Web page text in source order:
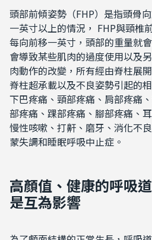
頭部前傾姿勢（FHP）是指頭骨
一英寸以上的情況， FHP與頸椎
每向前移一英寸，頭部的重量就
會導致某些肌肉的過度使用以及
肉動作的改變，所有經由脊柱展
脊柱超承載以及不良姿勢引起的
下巴疼痛、頸部疼痛、肩部疼痛
部疼痛、踝部疼痛、腳部疼痛、
慢性咳嗽、打鼾、磨牙、消化不
蒙失調和睡眠呼吸中止症。
高顏值、健康的呼吸
是互為影響